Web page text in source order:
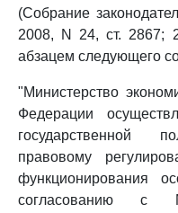
(Собрание
2008, N 24, ст. 2867;
абзацем следующего
"Министерство
Федерации
государственной
правовому
функционирования
согласованию с